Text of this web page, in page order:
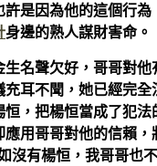
是因為他的這個行為
身邊的熟人謀財害命。
名聲欠好，哥哥對他
耳不聞，她已經完全
，把楊恒當成了犯法
用哥哥對他的信賴，
沒有楊恒，我哥哥也